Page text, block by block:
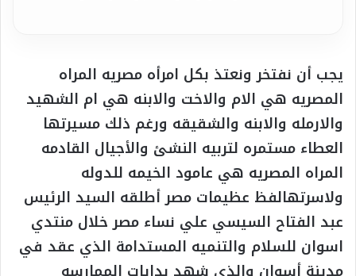
يجب أن نفتخر ونعتذ بكل امرأه مصريه المراه
المصريه هي الام والاخت والابنه هي ام الشهيد
والارمله والابنه والشقيقه ورغم ذلك مسيرتها
العطاء مستمره لتربيه النشئ والأجيال القادمه
المراه المصريه هي عامود الخيمه للدوله
ولاسرتهالفظ عظيمات مصر أطلقه السيد الرئيس
عبد الفتاح السيسي علي نساء مصر خلال منتدي
اسوان للسلام والتنميه المستدامة الذي عقد في